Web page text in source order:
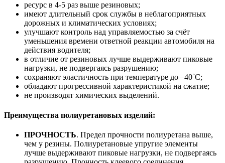
ресурс в 4-5 раз выше резиновых;
имеют длительный срок службы в неблагоприятных
дорожных и климатических условиях;
улучшают контроль над управляемостью за счёт
уменьшения времени ответной реакции автомобиля на
действия водителя;
в отличие от резиновых лучше выдерживают пиковые
нагрузки, не подвергаясь разрушению;
сохраняют эластичность при температуре до –40˚С;
обладают прогрессивной характеристикой на сжатие;
не производят химических выделений.
Преимущества полиуретановых изделий:
ПРОЧНОСТЬ. Предел прочности полиуретана выше,
чем у резины. Полиуретановые упругие элементы
лучше выдерживают пиковые нагрузки, не подвергаясь